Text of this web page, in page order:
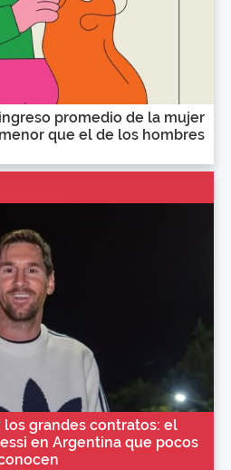
promedio de la mujer
que el de los hombres
grandes contratos: el
en Argentina que pocos